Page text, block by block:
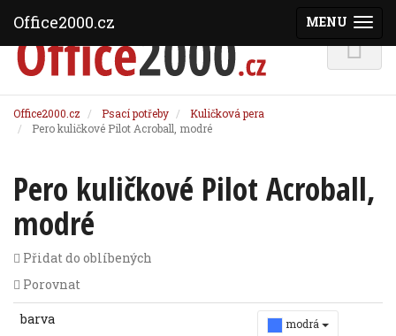
Office2000.cz Psací potřeby
Kuličková pera
Pero kuličkové Pilot Acroball, modré
Pero kuličkové Pilot Acroball,
modré
Přidat do oblíbených
Porovnat
barva modrá
MENU
Office2000.cz